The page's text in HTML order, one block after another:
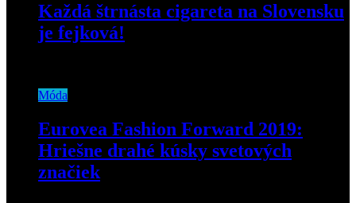
Každá štrnásta cigareta na Slovensku
je fejková!
Móda
Eurovea Fashion Forward 2019:
Hriešne drahé kúsky svetových
značiek